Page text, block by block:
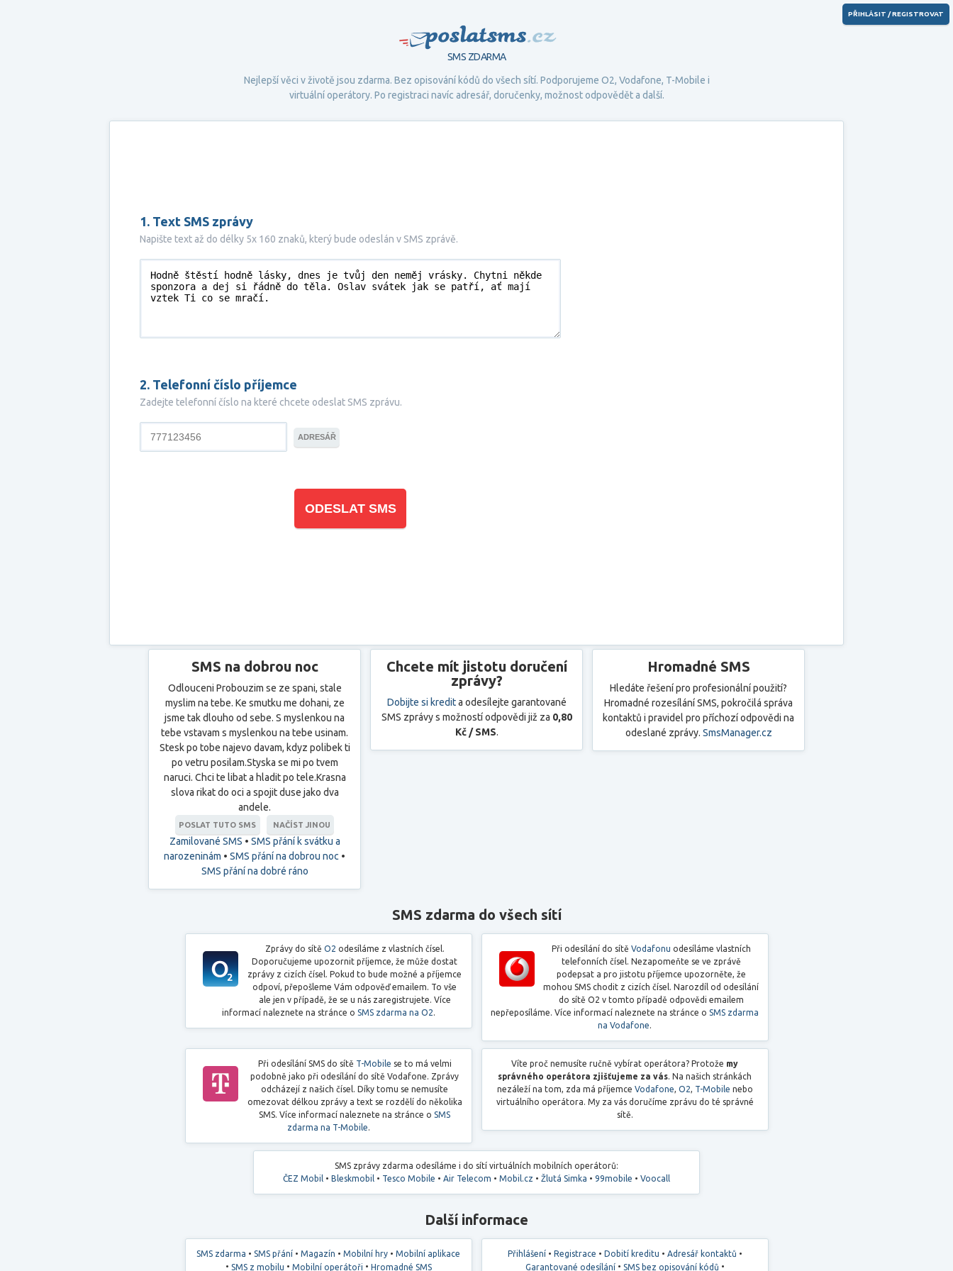
PoslatSMS.cz
SMS ZDARMA
Nejlepší věci v životě jsou zdarma. Bez opisování kódů do všech sítí. Podporujeme O2, Vodafone, T-Mobile i
virtuální operátory. Po registraci navíc adresář, doručenky, možnost odpovědět a další.
PŘIHLÁSIT / REGISTROVAT
1. Text SMS zprávy
Napište text až do délky 5x 160 znaků, který bude odeslán v SMS zprávě.
2. Telefonní číslo příjemce
Zadejte telefonní číslo na které chcete odeslat SMS zprávu.
ADRESÁŘ
ODESLAT SMS
SMS na dobrou noc
Odlouceni Probouzim se ze spani, stale
myslim na tebe. Ke smutku me dohani, ze
jsme tak dlouho od sebe. S myslenkou na
tebe vstavam s myslenkou na tebe usinam.
Stesk po tobe najevo davam, kdyz polibek ti
po vetru posilam.Styska se mi po tvem
naruci. Chci te libat a hladit po tele.Krasna
slova rikat do oci a spojit duse jako dva
andele.
POSLAT TUTO SMS NAČÍST JINOU
Zamilované SMS • SMS přání k svátku a
narozeninám • SMS přání na dobrou noc •
SMS přání na dobré ráno
Chcete mít jistotu doručení
zprávy?
Dobijte si kredita odesílejte garantované
SMS zprávy s možností odpovědi již za 0,80
Kč / SMS.
Hromadné SMS
Hledáte řešení pro profesionální použití?
Hromadné rozesílání SMS, pokročilá správa
kontaktů i pravidel pro příchozí odpovědi na
odeslané zprávy. SmsManager.cz
SMS zdarma do všech sítí
Zprávy do sítě O2 odesíláme z vlastních čísel.
Doporučujeme upozornit příjemce, že může dostat
zprávy z cizích čísel. Pokud to bude možné a příjemce
odpoví, přepošleme Vám odpověď emailem. To vše
ale jen v případě, že se u nás zaregistrujete. Více
informací naleznete na stránce o SMS zdarma na O2.
Při odesílání do sítě Vodafonu odesíláme vlastních
telefonních čísel. Nezapomeňte se ve zprávě
podepsat a pro jistotu příjemce upozorněte, že
mohou SMS chodit z cizích čísel. Narozdíl od odesílání
do sítě O2 v tomto případě odpovědi emailem
nepřeposíláme. Více informací naleznete na stránce o SMS zdarma
na Vodafone.
Při odesílání SMS do sítě T-Mobile se to má velmi
podobně jako při odesílání do sítě Vodafone. Zprávy
odcházejí z našich čísel. Díky tomu se nemusíte
omezovat délkou zprávy a text se rozdělí do několika
SMS. Více informací naleznete na stránce oSMS
zdarma na T-Mobile.
Víte proč nemusíte ručně vybírat operátora? Protože my
správného operátora zjišťujeme za vás. Na našich stránkách
nezáleží na tom, zda má příjemce Vodafone, O2, T-Mobile nebo
virtuálního operátora. My za vás doručíme zprávu do té správné
sítě.
SMS zprávy zdarma odesíláme i do sítí virtuálních mobilních operátorů:
ČEZ Mobil • Bleskmobil • Tesco Mobile • Air Telecom • Mobil.cz • Žlutá Simka • 99mobile • Voocall
Další informace
SMS zdarma • SMS přání • Magazín • Mobilní hry • Mobilní aplikace
• SMS z mobilu • Mobilní operátoři • Hromadné SMS
Přihlášení• Registrace • Dobití kreditu • Adresář kontaktů •
Garantované odesílání• SMS bez opisování kódů •